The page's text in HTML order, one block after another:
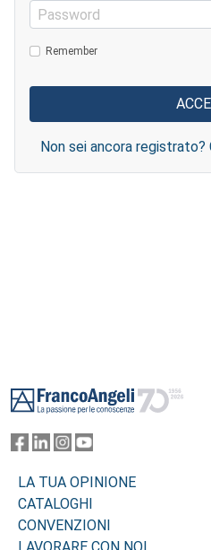
Password
Remember
Non sei ancora
LA TUA OPINIONE
CATALOGHI
CONVENZIONI